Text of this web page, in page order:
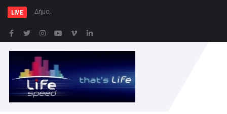
LIVE Δήμος Πειραιά : Συγκέντρω